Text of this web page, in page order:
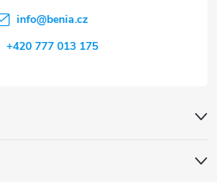
info@benia.cz
+420 777 013 175